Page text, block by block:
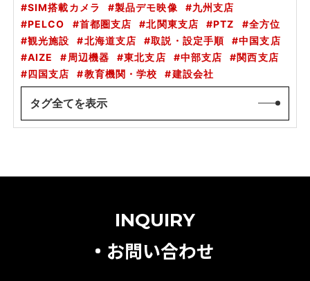
SIM搭載カメラ
製品デモ映像
九州支店
PELCO
首都圏支店 北関東支店 PTZ
全方位
観光施設
北海道支店 取説・設定手順
中国支店
AIZE
周辺機器 東北支店 中部支店
関西支店
四国支店
教育機関・学校 建設会社
タグ全てを表示
INQUIRY
お問い合わせ